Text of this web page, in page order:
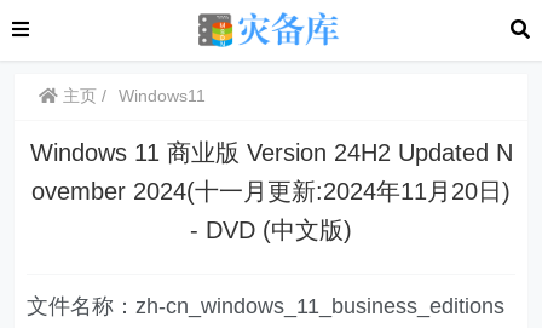
主页 Windows11
Windows 11 商业版 Version 24H2 Updated N
ovember 2024(十一月更新:2024年11月20日)
- DVD (中文版)
文件名称：zh-cn_windows_11_business_editions